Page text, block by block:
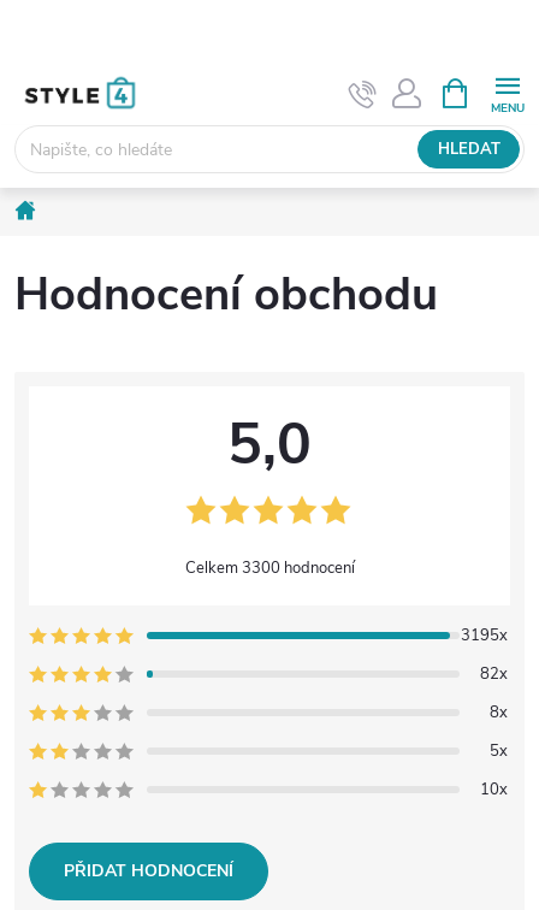
HLEDAT
NÁKUPNÍ
KOŠÍK
Domů
Hodnocení obchodu
5,0
3300 hodnocení
3195x
82x
8x
5x
10x
PŘIDAT HODNOCENÍ